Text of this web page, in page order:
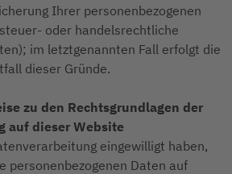
Ihrer personenbezogenen
oder handelsrechtliche
im letztgenannten Fall erfolgt die
dieser Gründe.
zu den Rechtsgrundlagen der
auf dieser Website
eingewilligt haben,
personenbezogenen Daten auf